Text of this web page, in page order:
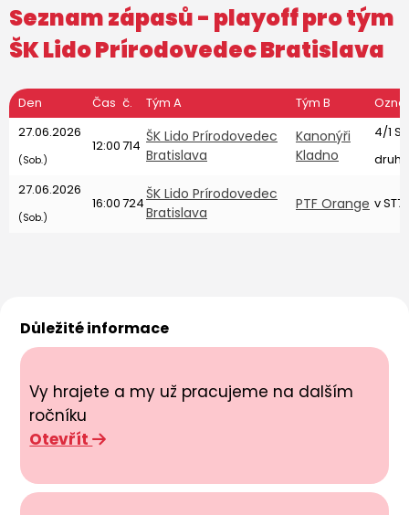
Seznam zápasů - playoff pro tým
ŠK Lido Prírodovedec Bratislava
Den Čas č. Tým A Tým B
27.06.2026
(Sob.)
12:00714
ŠK Lido Prírodovedec
Bratislava
Kanonýři
Kladno
4/1
27.06.2026
(Sob.)
16:00724
ŠK Lido Prírodovedec
Bratislava
PTF Orange v
Důležité informace
Vy hrajete a my už pracujeme na dalším
ročníku
Otevřít